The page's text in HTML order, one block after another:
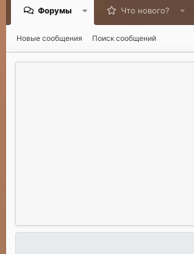
Форумы Что нового?
Новые сообщения Поиск сообщений